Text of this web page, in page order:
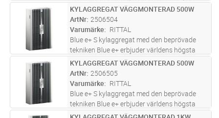
energieffektivitet. Samtidigt sänks
koldioxidavtrycket från maskiner och
anläggningar. Nytt utförande med många
smart...läs mer
ST Lägg i kundvagn
KYLAGGREGAT VÄGGMONTERAD 500W
ArtNr 2506504
Varumärke
RITTAL
Blue e+ S kylaggregat med den beprövade
tekniken Blue e+ erbjuder världens högsta
energieffektivitet. Samtidigt sänks
koldioxidavtrycket från maskiner och
anläggningar. Nytt utförande med många
smart...läs mer
ST Lägg i kundvagn
KYLAGGREGAT VÄGGMONTERAD 500W
ArtNr 2506505
Varumärke
RITTAL
Blue e+ S kylaggregat med den beprövade
tekniken Blue e+ erbjuder världens högsta
energieffektivitet. Samtidigt sänks